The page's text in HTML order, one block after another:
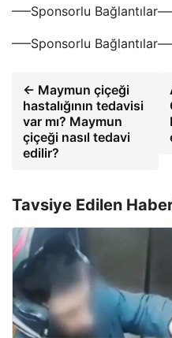
—–Sponsorlu
—–Sponsorlu
← Maymun çiçeği
hastalığının tedavisi
var mı? Maymun
çiçeği nasıl tedavi
edilir?
Tavsiye Edilen